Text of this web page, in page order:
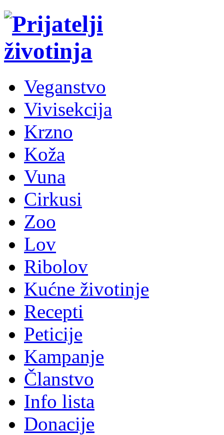
Veganstvo
Vivisekcija
Krzno
Koža
Vuna
Cirkusi
Zoo
Lov
Ribolov
Kućne životinje
Recepti
Peticije
Kampanje
Članstvo
Info lista
Donacije